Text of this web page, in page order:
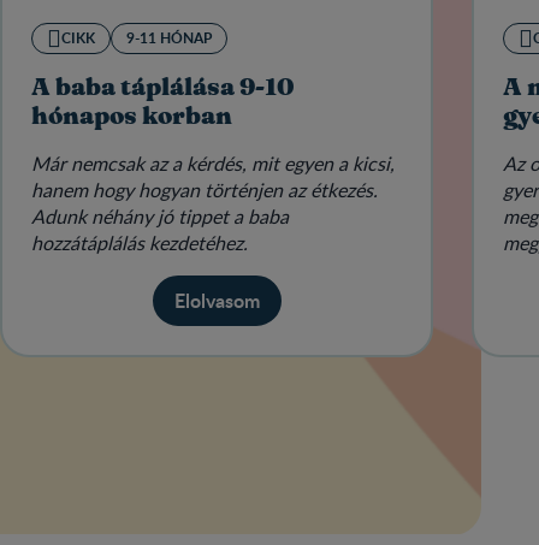
CIKK 9-11 HÓNAP
A baba táplálása 9-10
hónapos korban
Már nemcsak az a kérdés, mit egyen a kicsi,
hanem hogy hogyan történjen az étkezés.
Adunk néhány jó tippet a baba
hozzátáplálás kezdetéhez.
Elolvasom
A
Az